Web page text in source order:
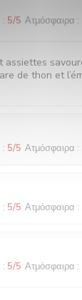
: 5/5 Ατμόσφαιρα :
de thon et
: 5/5 Ατμόσφαιρα :
: 5/5 Ατμόσφαιρα :
: 5/5 Ατμόσφαιρα :